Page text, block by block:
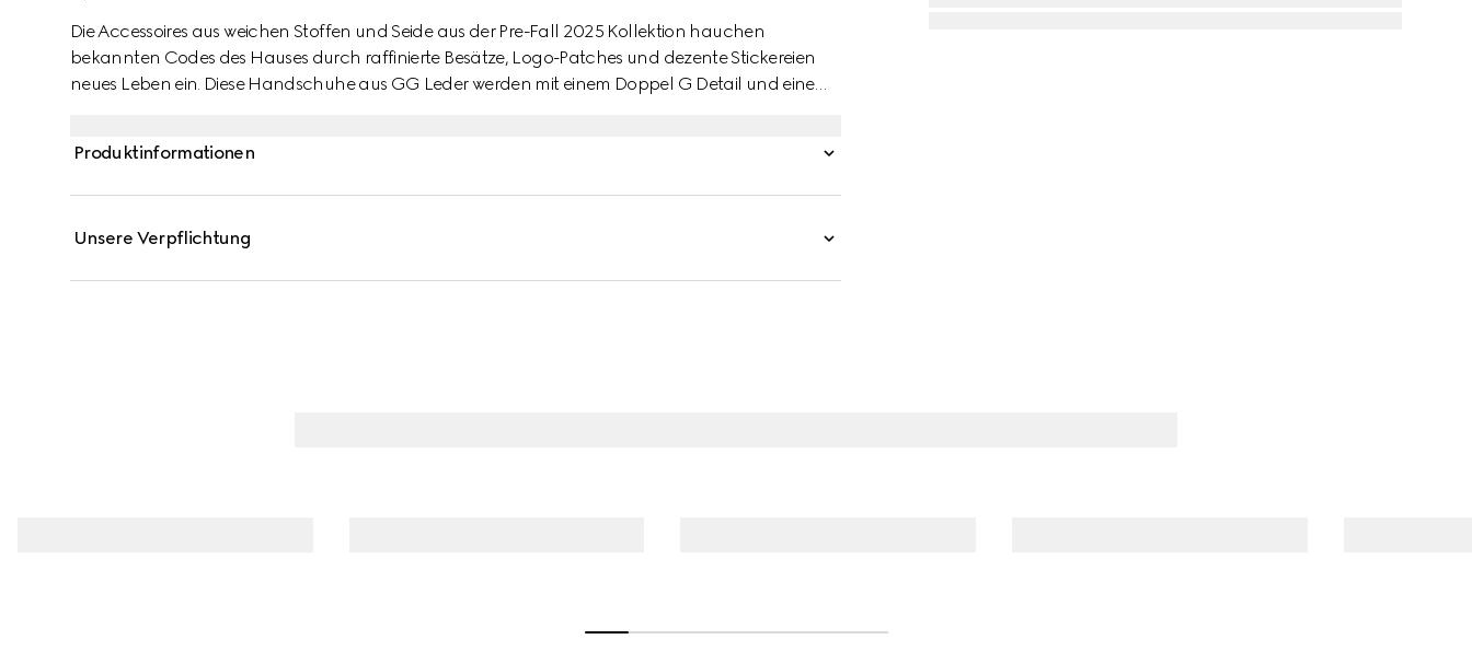
Die Accessoires aus weichen Stoffen und Seide aus der Pre-Fall 2025 Kollektion hauchen
bekannten Codes des Hauses durch raffinierte Besätze, Logo-Patches und dezente Stickereien
neues Leben ein. Diese Handschuhe aus GG Leder werden mit einem Doppel G Detail und einem
Produktinformationen
Unsere Verpflichtung